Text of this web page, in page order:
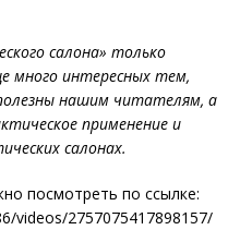
салона» только
много интересных тем,
нашим читателям, а
применение и
салонах.
посмотреть по ссылке:
videos/2757075417898157/